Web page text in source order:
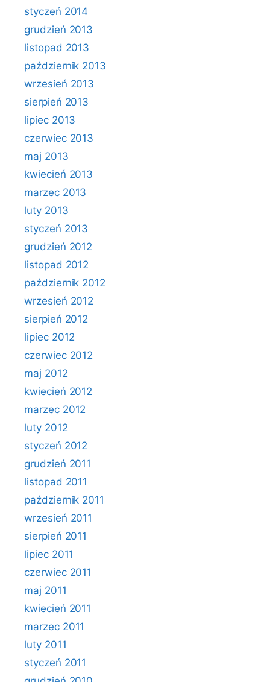
styczeń 2014
grudzień 2013
listopad 2013
październik 2013
wrzesień 2013
sierpień 2013
lipiec 2013
czerwiec 2013
maj 2013
kwiecień 2013
marzec 2013
luty 2013
styczeń 2013
grudzień 2012
listopad 2012
październik 2012
wrzesień 2012
sierpień 2012
lipiec 2012
czerwiec 2012
maj 2012
kwiecień 2012
marzec 2012
luty 2012
styczeń 2012
grudzień 2011
listopad 2011
październik 2011
wrzesień 2011
sierpień 2011
lipiec 2011
czerwiec 2011
maj 2011
kwiecień 2011
marzec 2011
luty 2011
styczeń 2011